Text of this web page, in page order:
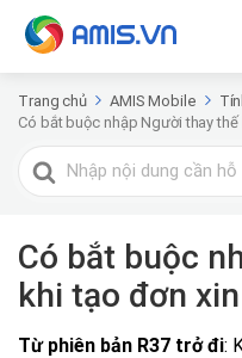
Trang chủ AMIS Mobile
Có bắt buộc nhập Người thay
Tìm
kiếm
Có bắt buộc
khi tạo đơn
Từ phiên bản R37 trở đi: